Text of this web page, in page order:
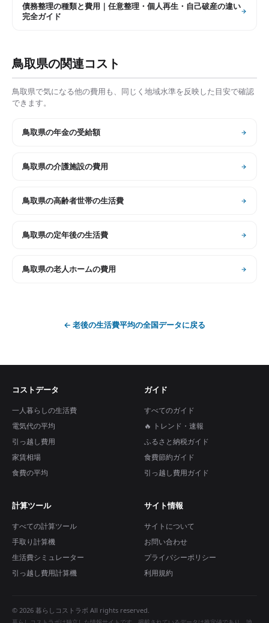
債務整理の種類と費用｜任意整理・個人再生・自己破産の違い
完全ガイド
鳥取県の関連コスト
鳥取県で気になる他の費用も、同じく地域水準を反映した目安で確認
できます。
鳥取県の年金の受給額
鳥取県の介護施設の費用
鳥取県の高齢者世帯の生活費
鳥取県の定年後の生活費
鳥取県の老人ホームの費用
← 老後の生活費平均の全国データに戻る
コストデータ
一人暮らしの生活費
電気代の平均
引っ越し費用
家賃相場
食費の平均
ガイド
すべてのガイド
🔥 トレンド・速報
ふるさと納税ガイド
食費節約ガイド
引っ越し費用ガイド
計算ツール
すべての計算ツール
手取り計算機
生活費シミュレーター
引っ越し費用計算機
サイト情報
サイトについて
お問い合わせ
プライバシーポリシー
利用規約
© 2026 暮らしコストラボ All rights reserved.